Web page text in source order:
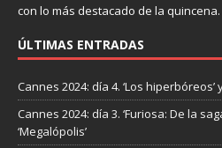
con lo más destacado de la quincena.
ÚLTIMAS ENTRADAS
Cannes 2024: día 4. ‘Los hiperbóreos’
Cannes 2024: día 3. ‘Furiosa: De la
‘Megalópolis’